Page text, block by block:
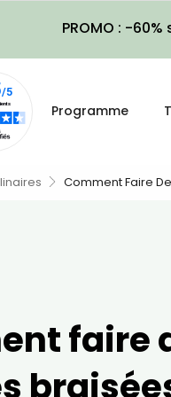
PROMO : -
Programme
Comment Faire
faire